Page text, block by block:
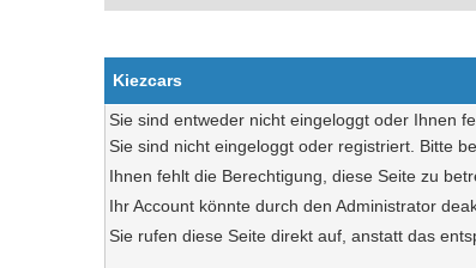
Kiezcars
Sie sind entweder nicht eingeloggt oder Ihnen
Sie sind nicht eingeloggt oder registriert. Bitte
Ihnen fehlt die Berechtigung, diese Seite zu
Ihr Account könnte durch den Administrator
Sie rufen diese Seite direkt auf, anstatt das